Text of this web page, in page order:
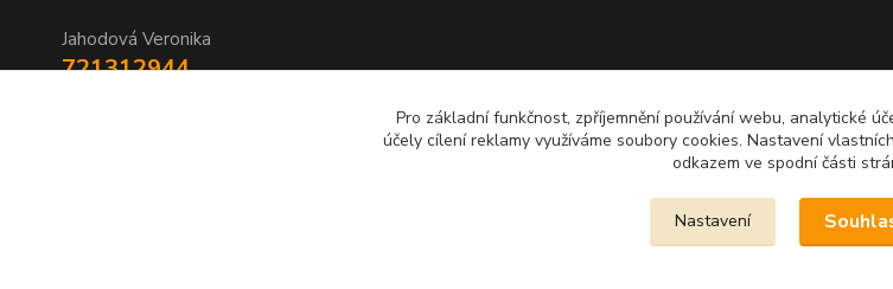
Jahodová Veronika
721312944
Pro základní funkčnost, zpříjemnění používání webu, analytické
účely cílení reklamy využíváme soubory cookies. Nastavení
odkazem ve spodní části
Nastavení